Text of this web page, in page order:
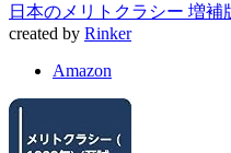
日本のメリトクラシー 増補
created by Rinker
Amazon